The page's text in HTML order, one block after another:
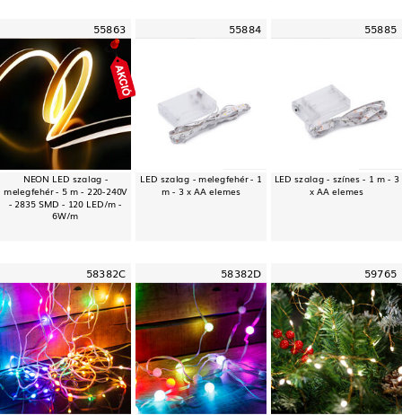
55863
NEON LED szalag -
melegfehér - 5 m - 220-240V
- 2835 SMD - 120 LED/m -
6W/m
55884
LED szalag - melegfehér - 1
m - 3 x AA elemes
55885
LED szalag - színes - 1 m - 3
x AA elemes
58382C 58382D 59765